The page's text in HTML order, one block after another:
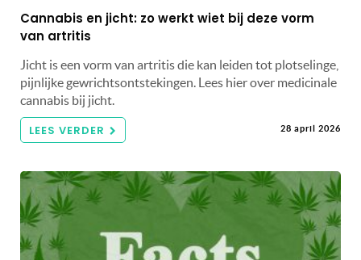
Cannabis en jicht: zo werkt wiet bij deze vorm
van artritis
Jicht is een vorm van artritis die kan leiden tot plotselinge,
pijnlijke gewrichtsontstekingen. Lees hier over medicinale
cannabis bij jicht.
LEES VERDER 28 april 2026